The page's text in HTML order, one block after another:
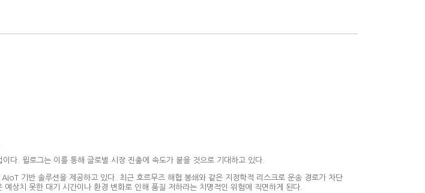
다. 윌로그는 이를 통해 글로벌 시장 진출에 속도가 붙을 것으로 기대하고 있다.
기반 솔루션을 제공하고 있다. 최근 호르무즈 해협 봉쇄와 같은 지정학적 리스크로 운송 경로가 차단
상치 못한 대기 시간이나 환경 변화로 인해 품질 저하라는 치명적인 위험에 직면하게 된다.